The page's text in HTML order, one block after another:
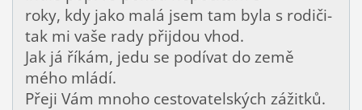
roky, kdy jako malá jsem tam byla s rodiči-
tak mi vaše rady přijdou vhod.
Jak já říkám, jedu se podívat do země
mého mládí.
Přeji Vám mnoho cestovatelských zážitků.